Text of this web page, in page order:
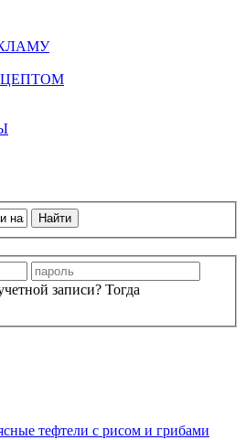
записи? Тогда
тефтели с рисом и грибами